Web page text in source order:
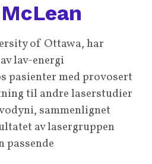
of Ottawa, har
lav-energi
pasienter med provosert
til andre laserstudier
sammenlignet
av lasergruppen
passende